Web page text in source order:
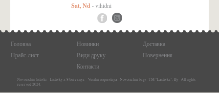
Sat, Nd - vihidni
Головна Новинки
Доставка
Прайс-лист
Види друку
Повернення
Контакти
Novorichni listivki - Listivky z 8 bereznya - Vesilni requestnya -Novorichni bags- TM "Lastivka". By All rights
reserved 2024.